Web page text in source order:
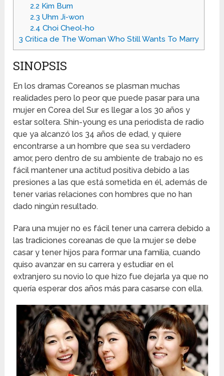
2.2 Kim Bum
2.3 Uhm Ji-won
2.4 Choi Cheol-ho
3 Critica de The Woman Who Still Wants To Marry
SINOPSIS
En los dramas Coreanos se plasman muchas
realidades pero lo peor que puede pasar para una
mujer en Corea del Sur es llegar a los 30 años y
estar soltera. Shin-young es una periodista de radio
que ya alcanzó los 34 años de edad, y quiere
encontrarse a un hombre que sea su verdadero
amor, pero dentro de su ambiente de trabajo no es
fácil mantener una actitud positiva debido a las
presiones a las que está sometida en él, además de
tener varias relaciones con hombres que no han
dado ningún resultado.
Para una mujer no es fácil tener una carrera debido a
las tradiciones coreanas de que la mujer se debe
casar y tener hijos para formar una familia, cuando
quiso avanzar en su carrera y estudiar en el
extranjero su novio lo que hizo fue dejarla ya que no
quería esperar dos años más para casarse con ella.